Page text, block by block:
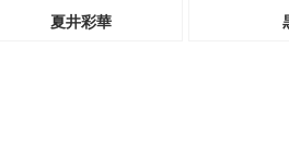
夏井彩華